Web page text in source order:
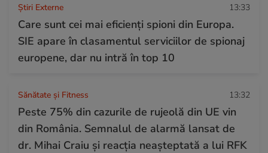
Știri Externe 13:33
Care sunt cei mai eficienți spioni din Europa.
SIE apare în clasamentul serviciilor de spionaj
europene, dar nu intră în top 10
Sănătate și Fitness 13:32
Peste 75% din cazurile de rujeolă din UE vin
din România. Semnalul de alarmă lansat de
dr. Mihai Craiu și reacția neașteptată a lui RFK